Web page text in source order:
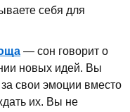
себя для
— сон говорит о
новых идей. Вы
свои эмоции вместо
их. Вы не